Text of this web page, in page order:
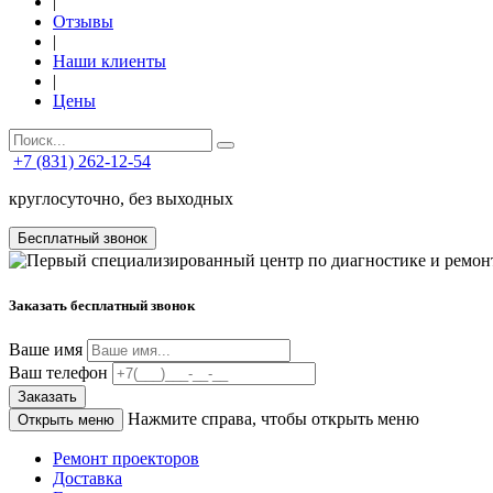
Отзывы
|
Наши клиенты
|
Цены
+7 (831) 262-12-54
круглосуточно, без выходных
Бесплатный звонок
Заказать бесплатный звонок
Ваше имя
Ваш телефон
Заказать
Открыть меню
Нажмите справа, чтобы открыть меню
Ремонт проекторов
Доставка